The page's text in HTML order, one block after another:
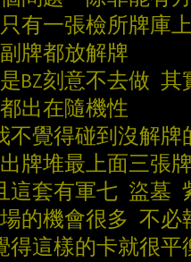
有一張檢所牌庫
牌都放解牌
BZ刻意不去做 其
出在隨機性
覺得碰到沒解牌
牌堆最上面三張
套有軍七 盜墓
的機會很多 不必
這樣的卡就很平